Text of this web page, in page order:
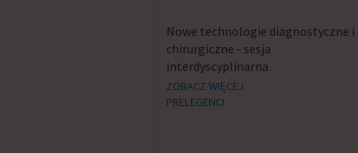
Nowe technologie diagnostyczne i
chirurgiczne - sesja
interdyscyplinarna
ZOBACZ WIĘCEJ
PRELEGENCI